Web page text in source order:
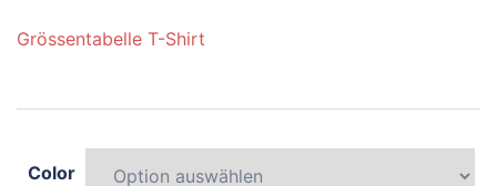
Grössentabelle T-Shirt
Color